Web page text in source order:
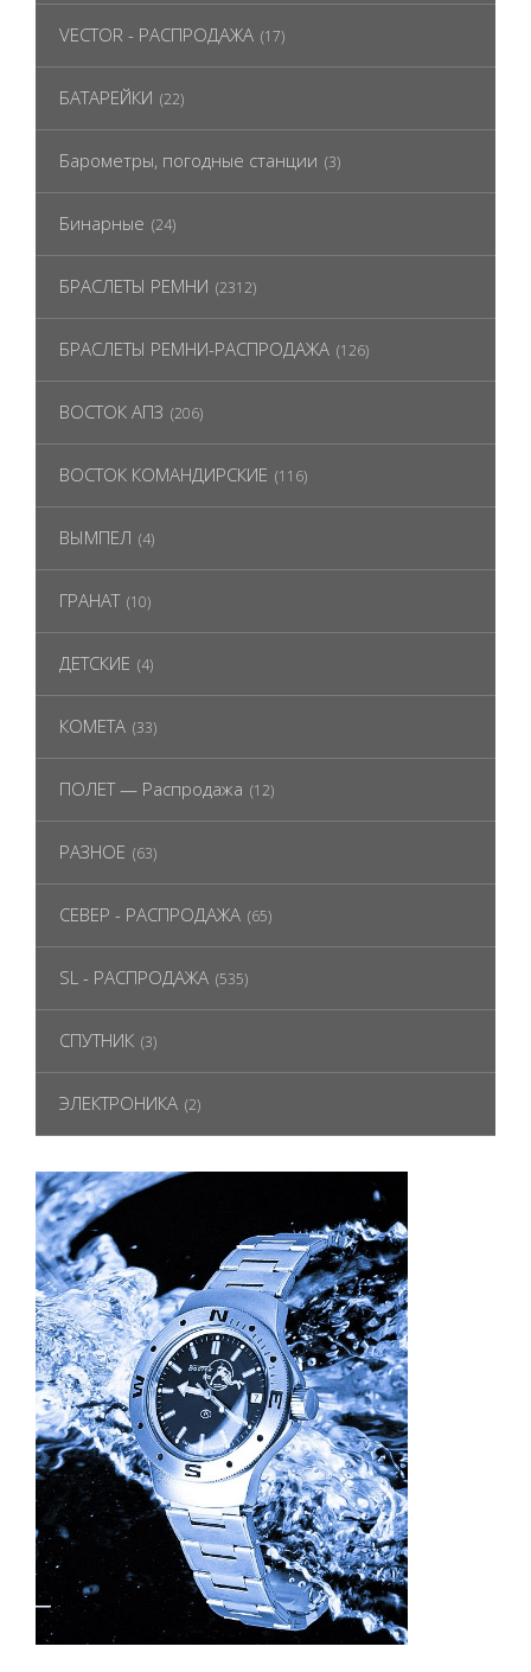
VECTOR - РАСПРОДАЖА (17)
БАТАРЕЙКИ (22)
Барометры, погодные станции (3)
Бинарные (24)
БРАСЛЕТЫ РЕМНИ (2312)
БРАСЛЕТЫ РЕМНИ-РАСПРОДАЖА (126)
ВОСТОК АПЗ (206)
ВОСТОК КОМАНДИРСКИЕ (116)
ВЫМПЕЛ (4)
ГРАНАТ (10)
ДЕТСКИЕ (4)
КОМЕТА (33)
ПОЛЕТ — Распродажа (12)
РАЗНОЕ (63)
СЕВЕР - РАСПРОДАЖА (65)
SL - РАСПРОДАЖА (535)
СПУТНИК (3)
ЭЛЕКТРОНИКА (2)